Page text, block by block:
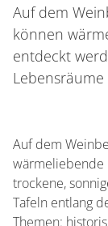
Auf dem
können
entdeckt
Auf dem
wärmeliebende
trockene,
Tafeln entlang
Themen: